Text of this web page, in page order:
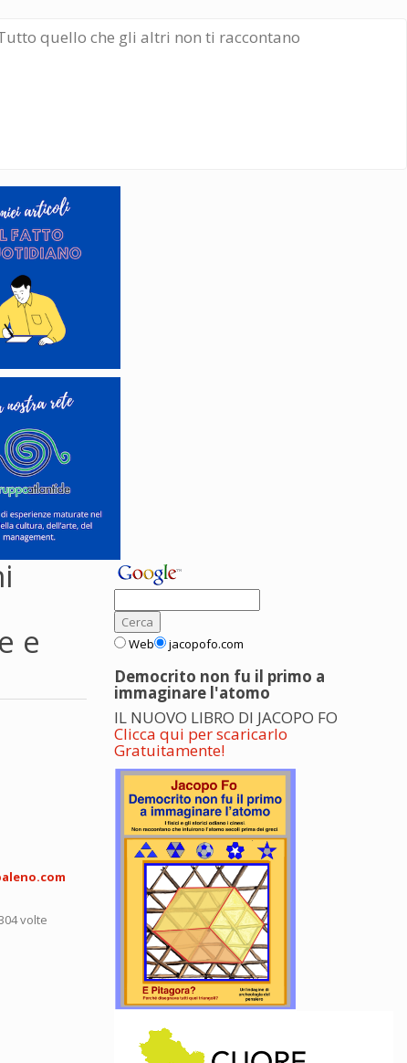
quello che gli altri non ti raccontano
e
volte
Web jacopofo.com
Democrito non fu il primo a
immaginare l'atomo
IL NUOVO LIBRO DI JACOPO FO
Clicca qui per scaricarlo
Gratuitamente!